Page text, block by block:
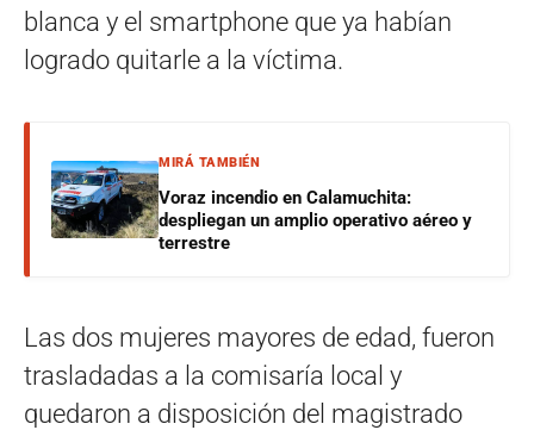
blanca y el smartphone que ya habían
logrado quitarle a la víctima.
MIRÁ TAMBIÉN
Voraz incendio en Calamuchita:
despliegan un amplio operativo aéreo y
terrestre
Las dos mujeres mayores de edad, fueron
trasladadas a la comisaría local y
quedaron a disposición del magistrado